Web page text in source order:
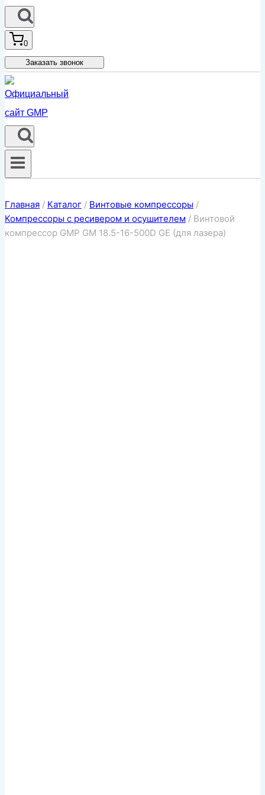
0
Заказать звонок
Главная / Каталог / Винтовые компрессоры /
Компрессоры с ресивером и осушителем / Винтовой
компрессор GMP GM 18.5-16-500D GE (для лазера)